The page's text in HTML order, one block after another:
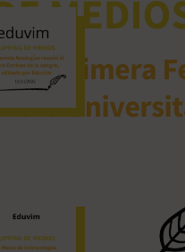
La Revista
de la sangre,
por Eduvim
El Museo de